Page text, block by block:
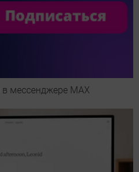
мессенджере МАХ